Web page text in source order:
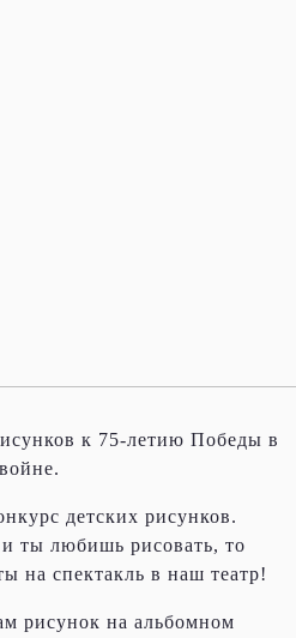
к 75-летию Победы в
детских рисунков.
ты любишь рисовать, то
на спектакль в наш театр!
рисунок на альбомном